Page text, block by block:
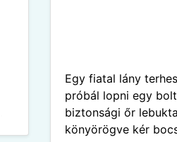
Egy fiatal lány
próbál lopni egy
biztonsági őr
könyörögve kér